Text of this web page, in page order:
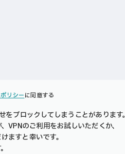
リシーに同意する
ブロックしてしまうことがあります。
VPNのご利用をお試しいただくか、
すと幸いです。